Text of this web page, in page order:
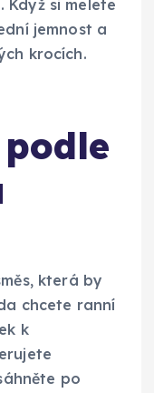
Když si melete
jemnost a
krocích.
která by
chcete ranní
k
po